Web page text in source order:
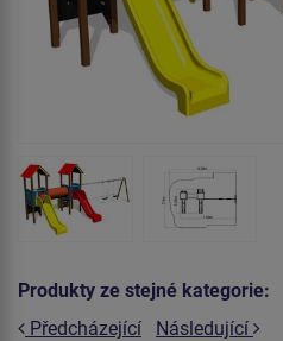
Produkty ze stejné kategorie:
Předcházející
Následující